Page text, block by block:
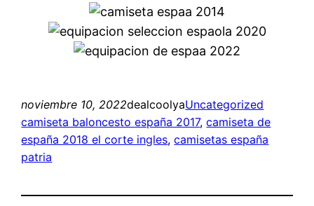
noviembre 10, 2022dealcoolyaUncategorized
camiseta baloncesto españa 2017, camiseta de
españa 2018 el corte ingles, camisetas españa
patria